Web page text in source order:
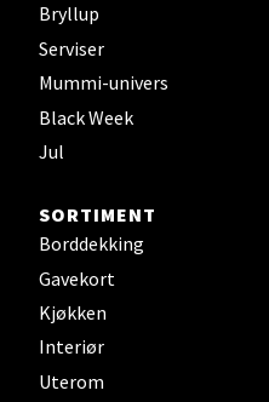
Bryllup
Serviser
Mummi-univers
Black Week
Jul
SORTIMENT
Borddekking
Gavekort
Kjøkken
Interiør
Uterom
Torgbakken 2, 5401 Stord
Åpent i dag 10-17
0 i butikk